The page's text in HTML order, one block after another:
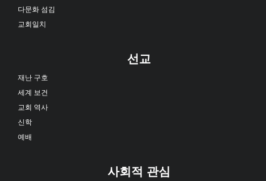
다문화 섬김
교회일치
선교
재난 구호
세계 보건
교회 역사
신학
예배
사회적 관심